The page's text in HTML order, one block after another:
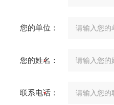
您的单位：
您的姓名：
联系电话：